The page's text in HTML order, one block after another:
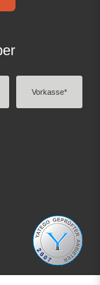
Vorkasse*